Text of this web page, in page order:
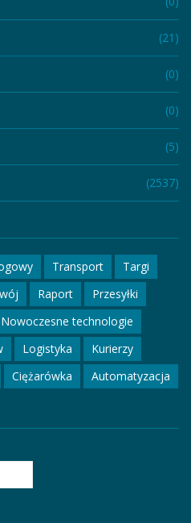
(21)
(0)
(0)
(5)
(2537)
Transport
Targi
Raport
Przesyłki
Nowoczesne technologie
Logistyka
Kurierzy
Ciężarówka Automatyzacja